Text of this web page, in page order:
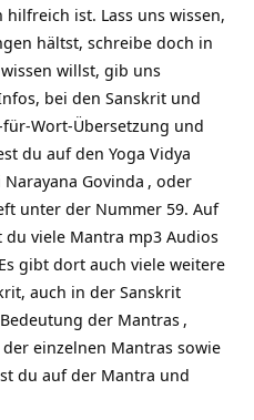
ist. Lass uns wissen,
hältst, schreibe doch in
willst, gib uns
bei den Sanskrit und
Wort-Übersetzung und
du auf den Yoga Vidya
Narayana Govinda , oder
unter der Nummer 59. Auf
du viele Mantra mp3 Audios
gibt dort auch viele weitere
auch in der Sanskrit
Bedeutung der Mantras ,
einzelnen Mantras sowie
du aufder Mantra und